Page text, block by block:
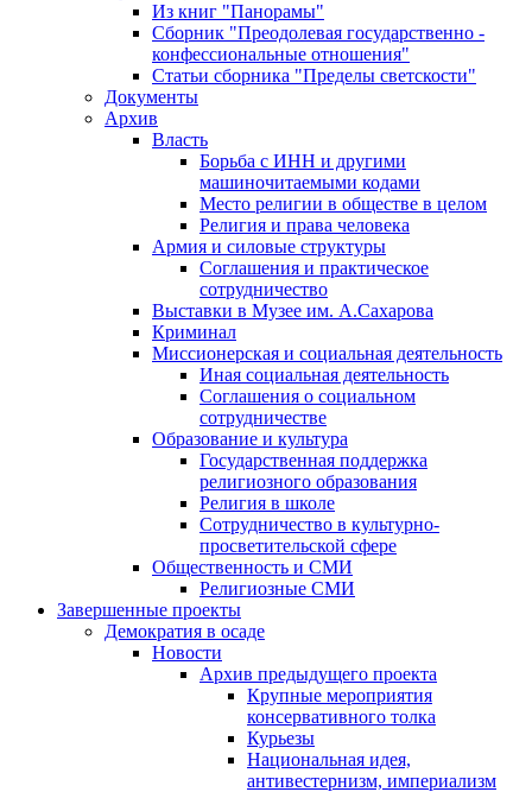
Из книг "Панорамы"
Сборник "Преодолевая государственно -
конфессиональные отношения"
Статьи сборника "Пределы светскости"
Документы
Архив
Власть
Борьба с ИНН и другими
машиночитаемыми кодами
Место религии в обществе в целом
Религия и права человека
Армия и силовые структуры
Соглашения и практическое
сотрудничество
Выставки в Музее им. А.Сахарова
Криминал
Миссионерская и социальная деятельность
Иная социальная деятельность
Соглашения о социальном
сотрудничестве
Образование и культура
Государственная поддержка
религиозного образования
Религия в школе
Сотрудничество в культурно-
просветительской сфере
Общественность и СМИ
Религиозные СМИ
Завершенные проекты
Демократия в осаде
Новости
Архив предыдущего проекта
Крупные мероприятия
консервативного толка
Курьезы
Национальная идея,
антивестернизм, империализм